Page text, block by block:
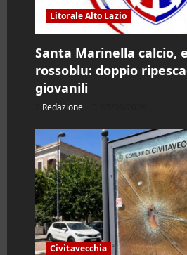
c
o
o
Litorale Alto Lazio
Santa Marinella calcio,
rossoblu: doppio
giovanili
Redazione
Civitavecchia